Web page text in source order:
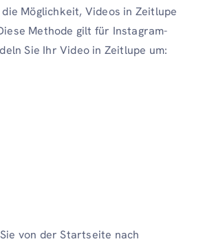
Möglichkeit, Videos in Zeitlupe
Methode gilt für Instagram-
Sie Ihr Video in Zeitlupe um:
von der Startseite nach